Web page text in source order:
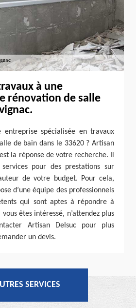
à une
rénovation de salle
entreprise spécialisée en travaux
de bain dans le 33620 ? Artisan
la réponse de votre recherche. Il
pour des prestations sur
de votre budget. Pour cela,
d’une équipe des professionnels
qui sont aptes à répondre à
vous êtes intéressé, n’attendez plus
Artisan Delsuc pour plus
un devis.
SERVICES